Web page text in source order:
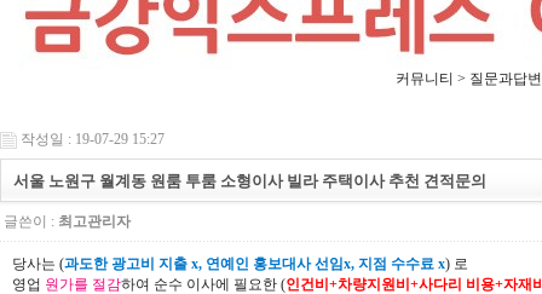
커뮤니티 > 질문과답변
작성일 : 19-07-29 15:27
서울 노원구 월계동 원룸 투룸 소형이사 빌라 주택이사 추천 견적문의
글쓴이 : 최고관리자
당사는 (과도한 광고비 지출 x, 연예인 홍보대사 선임x, 지점 수수료 x) 로
영업 원가를 절감하여 순수 이사에 필요한 (인건비+차량지원비+사다리 비용+자재